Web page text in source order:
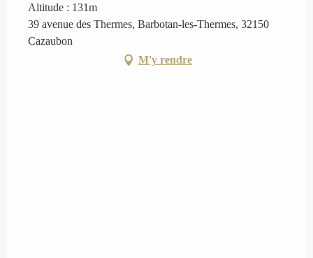
Altitude : 131m
39 avenue des Thermes, Barbotan-les-Thermes, 32150
Cazaubon
M'y rendre